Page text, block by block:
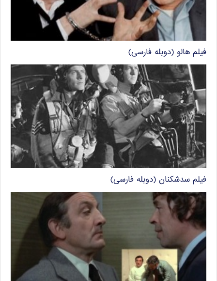
فیلم هالو (دوبله فارسی)
فیلم سدشکنان (دوبله فارسی)